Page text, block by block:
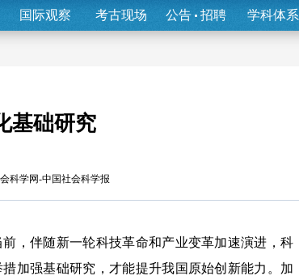
国际观察 考古现场 公告 招聘 学科体系
基础研究
科学网-中国社会科学报
伴随新一轮科技革命和产业变革加速演进，科
加强基础研究，才能提升我国原始创新能力。加